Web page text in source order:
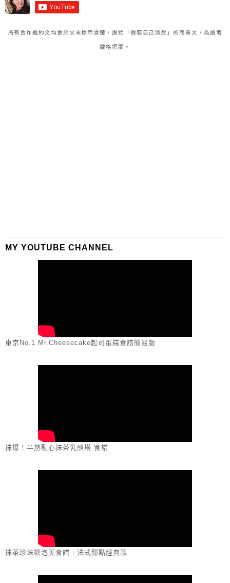
所有合作邀約文均會於文末標示清楚，謝絕「假裝自己消費」的商業文，為讀者
嚴格把關。
MY YOUTUBE CHANNEL
東京No.1 Mr.Cheesecake起司蛋糕食譜簡易版
抹爆！半熟融心抹茶乳酪塔 食譜
抹茶珍珠糖泡芙食譜｜法式甜點經典款